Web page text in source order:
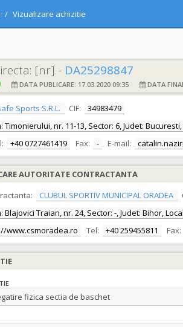
Vizualizare achizitie
[nr] - DA25298847
DATA PUBLICARE: 17.03.2020 09:35 DATA
OFERTANT
Sports S.R.L. CIF:
34983479
Timonierului, nr. 11-13, Sector: 6, Judet:
+40 0727461419 Fax: - E-mail:
AUTORITATE CONTRACTANTA
CLUBUL SPORTIV MUNICIPAL ORADEA
Blajovici Traian, nr. 24, Sector: -, Judet: Bihor,
www.csmoradea.ro Tel: +40 259455811 Fax:
fizica sectia de baschet